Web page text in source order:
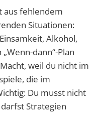
aus fehlendem
Situationen:
Alkohol,
dann“-Plan
weil du nicht im
die im
Du musst nicht
Strategien